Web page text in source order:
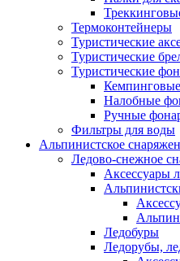
Термоконтейнеры
Туристические
Туристические
Туристические
Налобные
Ручные
Фильтры для воды
Альпинистское
Ледово-снежное
Аксессуары
Ледобуры
Ледорубы,